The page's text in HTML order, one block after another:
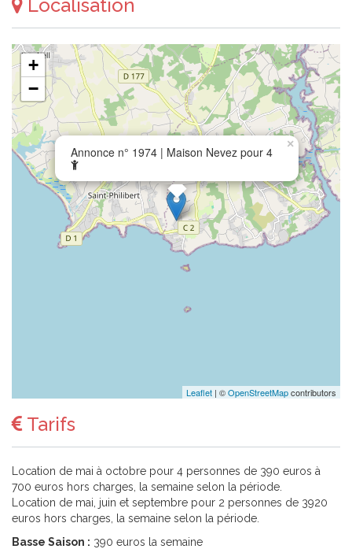
Localisation
Annonce n° 1974 | Maison Nevez pour 4
×
+
−
Leaflet | ©OpenStreetMapcontributors
Tarifs
Location de mai à octobre pour 4 personnes de 390 euros à
700 euros hors charges, la semaine selon la période.
Location de mai, juin et septembre pour 2 personnes de 3920
euros hors charges, la semaine selon la période.
Basse Saison : 390 euros la semaine